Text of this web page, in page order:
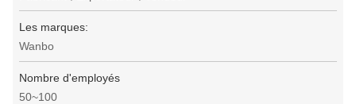
Les marques:
Wanbo
Nombre d'employés
50~100